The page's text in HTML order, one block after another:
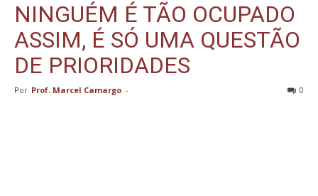
NINGUÉM É TÃO OCUPADO
ASSIM, É SÓ UMA QUESTÃO
DE PRIORIDADES
Por Prof. Marcel Camargo - 0